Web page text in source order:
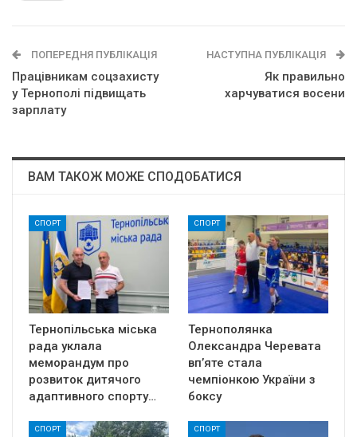
ПОПЕРЕДНЯ ПУБЛІКАЦІЯ
Працівникам соцзахисту
у Тернополі підвищать
зарплату
НАСТУПНА ПУБЛІКАЦІЯ
Як правильно
харчуватися восени
ВАМ ТАКОЖ МОЖЕ СПОДОБАТИСЯ
СПОРТ
Тернопільська міська
рада уклала
меморандум про
розвиток дитячого
адаптивного спорту…
СПОРТ
Тернополянка
Олександра Черевата
вп’яте стала
чемпіонкою України з
боксу
СПОРТ СПОРТ